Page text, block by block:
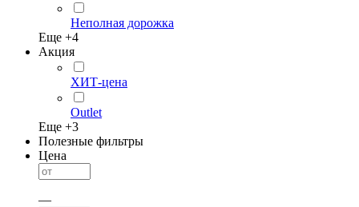
Неполная дорожка
Еще +4
Акция
ХИТ-цена
Outlet
Еще +3
Полезные фильтры
Цена
—